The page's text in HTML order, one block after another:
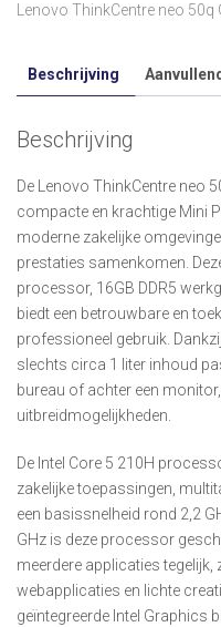
Lenovo ThinkCentre neo 50q
Beschrijving
Beschrijving
De Lenovo ThinkCentre neo
compacte en krachtige Mini
moderne zakelijke
prestaties samenkomen.
processor, 16GB DDR5
biedt een betrouwbare en
professioneel gebruik.
slechts circa 1 liter inhoud
bureau of achter een
uitbreidmogelijkheden.
De Intel Core 5 210H
zakelijke toepassingen,
een basissnelheid rond 2,2
GHz is deze processor
meerdere applicaties
webapplicaties en lichte
geïntegreerde Intel Graphics